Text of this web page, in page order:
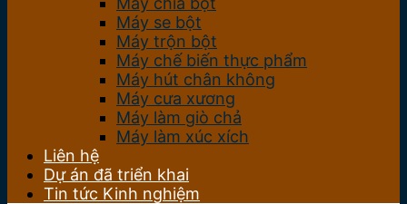
Máy se bột
Máy trộn bột
Máy chế biến thực phẩm
Máy hút chân không
Máy cưa xương
Máy làm giò chả
Máy làm xúc xích
Liên hệ
Dự án đã triển khai
Tin tức Kinh nghiệm